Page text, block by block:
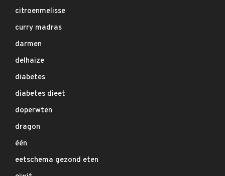
citroenmelisse
curry madras
darmen
delhaize
diabetes
diabetes dieet
doperwten
dragon
één
eetschema gezond eten